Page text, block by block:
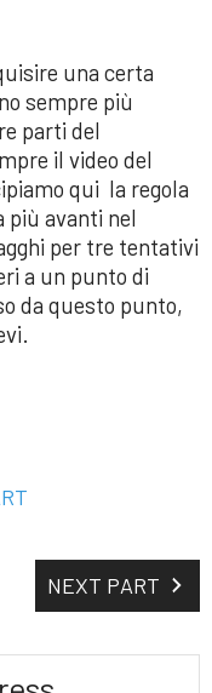
una certa
sempre più
parti del
il video del
qui la regola
più avanti nel
per tre tentativi
a un punto di
da questo punto,
NEXT PART